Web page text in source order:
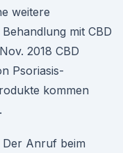
weitere
mit CBD
2018 CBD
Psoriasis-
kommen
Der Anruf beim